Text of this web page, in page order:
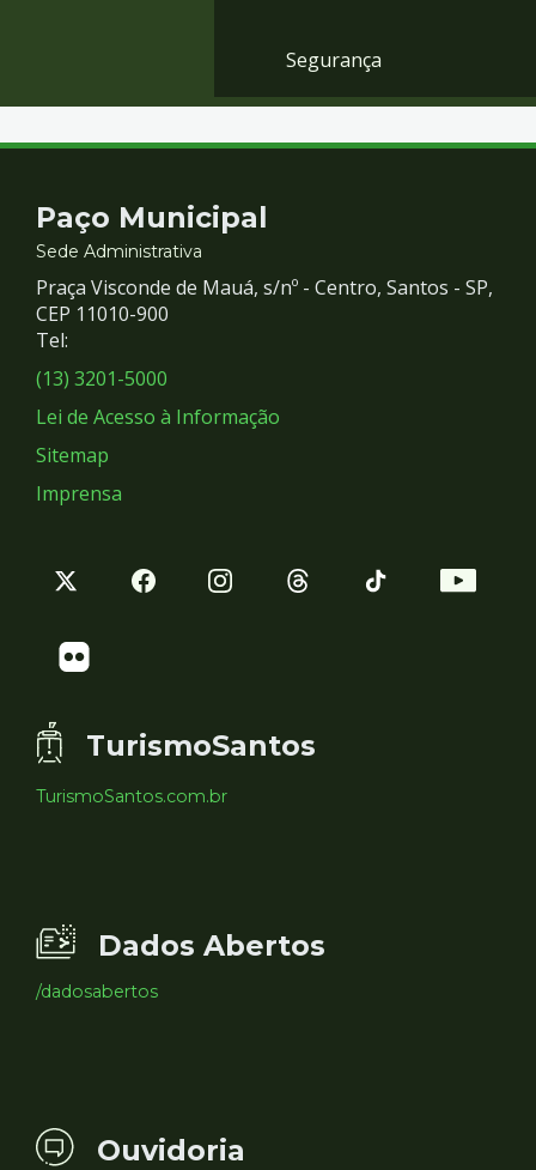
Segurança
Contato
e
Redes
Sociais
Paço Municipal
Sede Administrativa
Praça Visconde de Mauá, s/nº - Centro, Santos - SP,
CEP 11010-900
Tel:
(13) 3201-5000
Lei de Acesso à Informação
Sitemap
Imprensa
TurismoSantos
TurismoSantos.com.br
Dados Abertos
/dadosabertos
Ouvidoria